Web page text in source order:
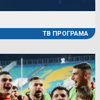
ТВ ПРОГРАМА